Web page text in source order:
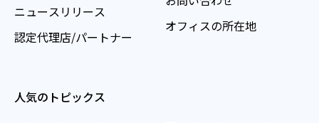
ニュースリリース
認定代理店/パートナー
オフィスの所在地
人気のトピックス